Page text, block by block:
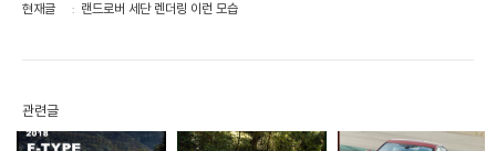
현재글 랜드로버 세단 렌더링 이런 모습
관련글